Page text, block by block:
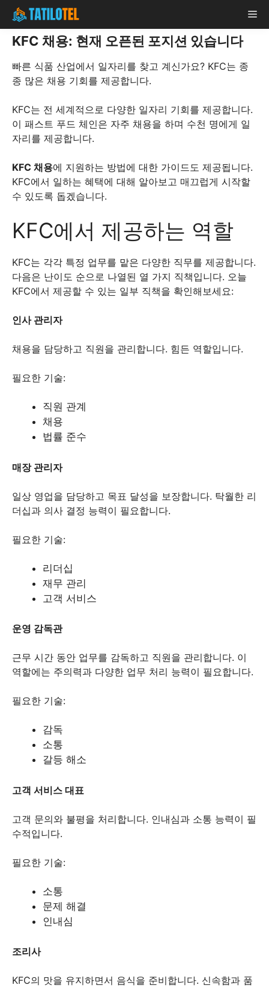
Skip
content
KFC 채용: 현재 오픈된 포지션 있습니다
빠른 식품 산업에서 일자리를 찾고 계신가요? KFC는 종
종 많은 채용 기회를 제공합니다.
KFC는 전 세계적으로 다양한 일자리 기회를 제공합니다.
이 패스트 푸드 체인은 자주 채용을 하며 수천 명에게 일
자리를 제공합니다.
KFC 채용에 지원하는 방법에 대한 가이드도 제공됩니다.
KFC에서 일하는 혜택에 대해 알아보고 매끄럽게 시작할
수 있도록 돕겠습니다.
KFC에서 제공하는 역할
KFC는 각각 특정 업무를 맡은 다양한 직무를 제공합니다.
다음은 난이도 순으로 나열된 열 가지 직책입니다. 오늘
KFC에서 제공할 수 있는 일부 직책을 확인해보세요:
인사 관리자
채용을 담당하고 직원을 관리합니다. 힘든 역할입니다.
필요한 기술:
직원 관계
채용
법률 준수
매장 관리자
일상 영업을 담당하고 목표 달성을 보장합니다. 탁월한 리
더십과 의사 결정 능력이 필요합니다.
필요한 기술:
리더십
재무 관리
고객 서비스
운영 감독관
근무 시간 동안 업무를 감독하고 직원을 관리합니다. 이
역할에는 주의력과 다양한 업무 처리 능력이 필요합니다.
필요한 기술:
감독
소통
갈등 해소
고객 서비스 대표
고객 문의와 불평을 처리합니다. 인내심과 소통 능력이 필
수적입니다.
필요한 기술:
소통
문제 해결
인내심
조리사
KFC의 맛을 유지하면서 음식을 준비합니다. 신속함과 품